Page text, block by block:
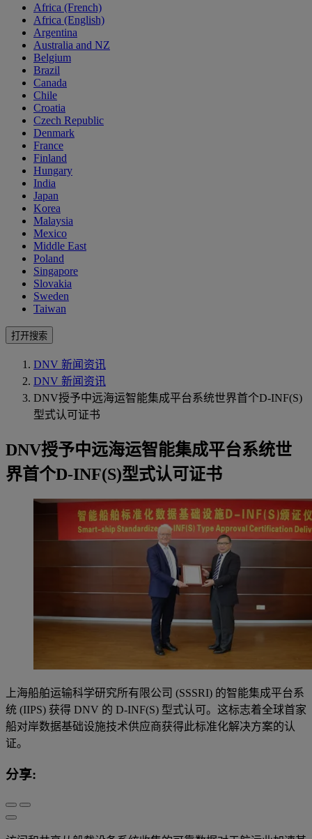
Africa (French)
Africa (English)
Argentina
Australia and NZ
Belgium
Brazil
Canada
Chile
Croatia
Czech Republic
Denmark
France
Finland
Hungary
India
Japan
Korea
Malaysia
Mexico
Middle East
Poland
Singapore
Slovakia
Sweden
Taiwan
打开搜索
DNV 新闻资讯
DNV 新闻资讯
DNV授予中远海运智能集成平台系统世界首个D-INF(S)
型式认可证书
DNV授予中远海运智能集成平台系统世
界首个D-INF(S)型式认可证书
上海船舶运输科学研究所有限公司 (SSSRI) 的智能集成平台系
统 (IIPS) 获得 DNV 的 D-INF(S) 型式认可。这标志着全球首家
船对岸数据基础设施技术供应商获得此标准化解决方案的认
证。
分享: